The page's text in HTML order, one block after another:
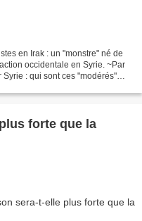
en Irak : un "monstre" né de
occidentale en Syrie. ~Par
: qui sont ces "modérés"
forte que la